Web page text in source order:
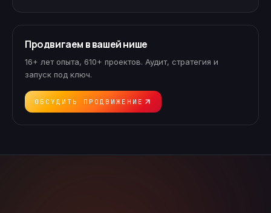
Продвигаем в вашей нише
16+ лет опыта, 610+ проектов. Аудит, стратегия и
запуск под ключ.
ОБСУДИТЬ ПРОДВИЖЕНИЕ